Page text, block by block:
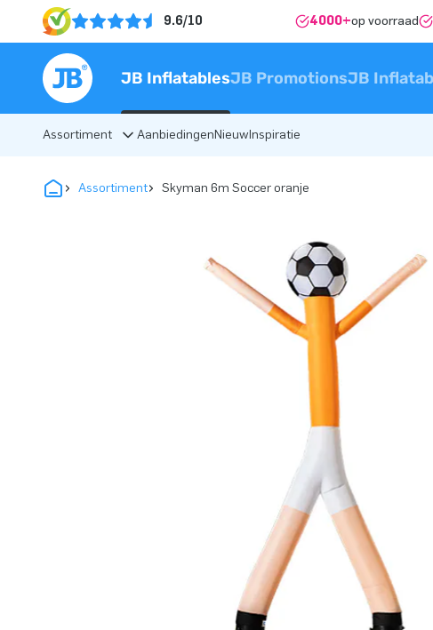
9.6/10 4000+op voorraad
JB InflatablesJB PromotionsJB
Assortiment AanbiedingenNieuwInspiratie
Assortiment Skyman 6m Soccer oranje